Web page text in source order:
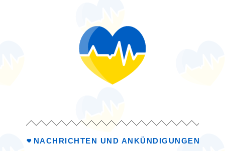
NACHRICHTEN UND ANKÜNDIGUNGEN